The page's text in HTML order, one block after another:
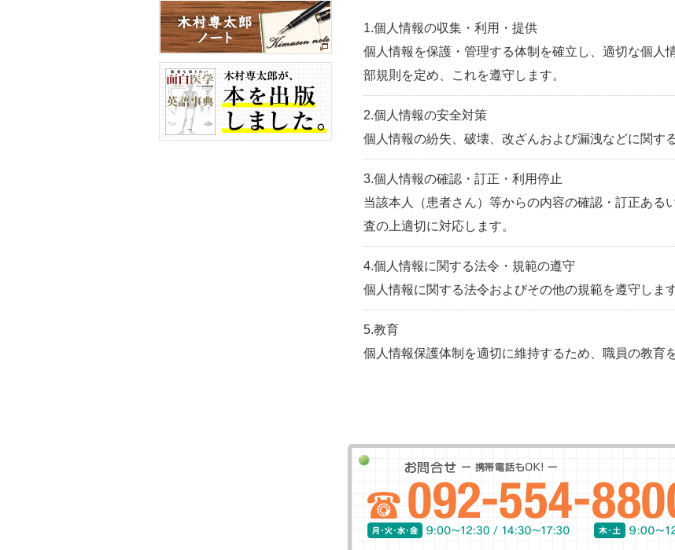
1.個人情報の収集・利用・提供
個人情報を保護・管理する体制を確立し、適切な個人
部規則を定め、これを遵守します。
2.個人情報の安全対策
個人情報の紛失、破壊、改ざんおよび漏洩などに関す
3.個人情報の確認・訂正・利用停止
当該本人（患者さん）等からの内容の確認・訂正ある
査の上適切に対応します。
4.個人情報に関する法令・規範の遵守
個人情報に関する法令およびその他の規範を遵守します
5.教育
個人情報保護体制を適切に維持するため、職員の教育
お問合せ